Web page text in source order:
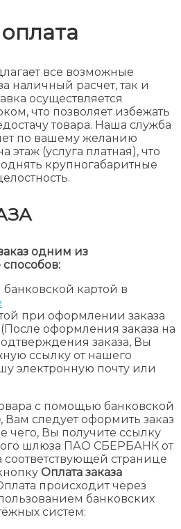
все возможные
наличный расчет, так и
осуществляется
что позволяет избежать
товара. Наша служба
по вашему желанию
(услуга платная), что
крупногабаритные
одним из
картой в
при оформлении заказа
оформления заказа на
заказа, Вы
ссылку от нашего
электронную почту или
с помощью банковской
, Вам следует оформить заказ
чего, Вы получите ссылку
шлюза ПАО СБЕРБАНК от
соответствующей странице
Оплата заказа
происходит через
банковских
систем: